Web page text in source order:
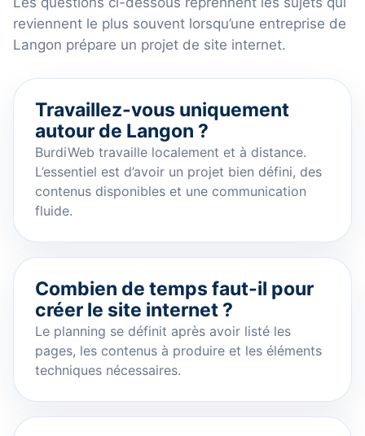
reviennent le plus souvent lorsqu’une entreprise de
Langon prépare un projet de site internet.
Travaillez-vous uniquement
autour de Langon ?
BurdiWeb travaille localement et à distance.
L’essentiel est d’avoir un projet bien défini, des
contenus disponibles et une communication
fluide.
Combien de temps faut-il pour
créer le site internet ?
Le planning se définit après avoir listé les
pages, les contenus à produire et les éléments
techniques nécessaires.